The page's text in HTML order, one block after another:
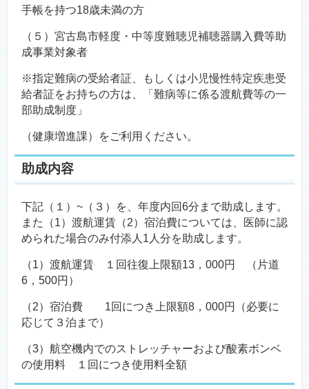
手帳を持つ18歳未満の方
（５）宮古島市軽度・中等度難聴児補聴器購入費等助
成事業対象者
※指定難病の受給者証、もしくは小児慢性特定疾患受
給者証をお持ちの方は、「難病等に係る渡航費等の一
部助成制度」
（健康増進課）をご利用ください。
助成内容
下記（１）~（３）を、年度内回6分まで助成します。
また（1）渡航運賃（2）宿泊費については、医師に認
められた場合のみ付添人1人分を助成します。
（1）渡航運賃 １回往復上限額13，000円 （片道
6，500円）
（2）宿泊費 1回につき上限額8，000円（必要に
応じて３泊まで）
（3）航空機内でのストレッチャーおよび酸素ボンベ
の使用料 １回につき使用料全額